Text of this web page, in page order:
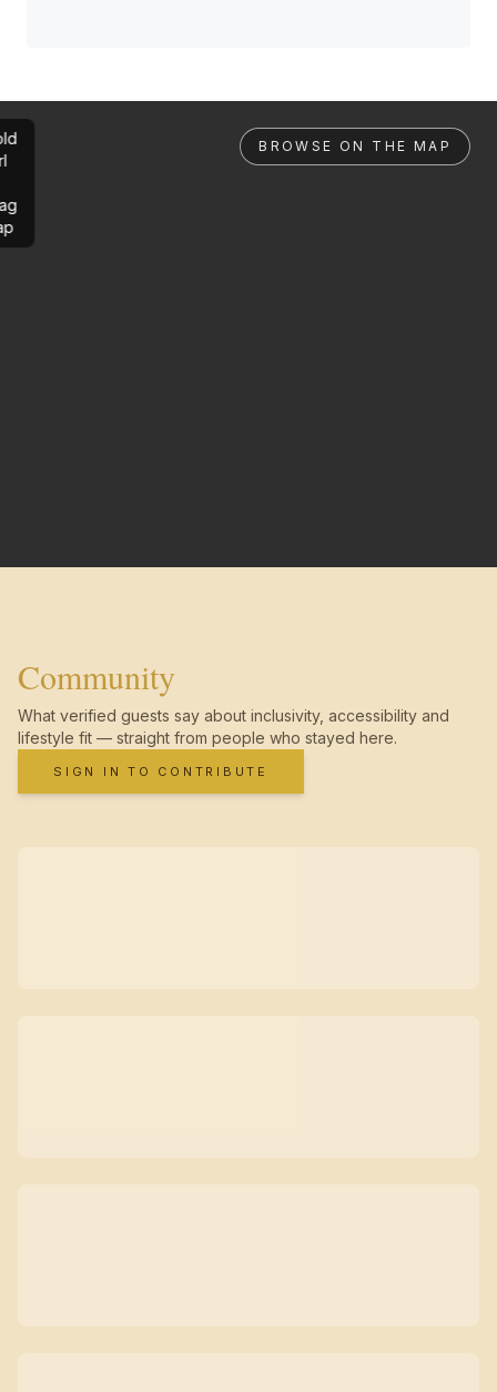
BROWSE ON THE MAP
Community
What verified guests say about inclusivity, accessibility and
lifestyle fit — straight from people who stayed here.
SIGN IN TO CONTRIBUTE